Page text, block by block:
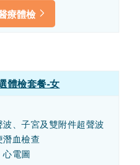
療體檢
體檢套餐-女
、子宮及雙附件超聲波
血檢查
電圖